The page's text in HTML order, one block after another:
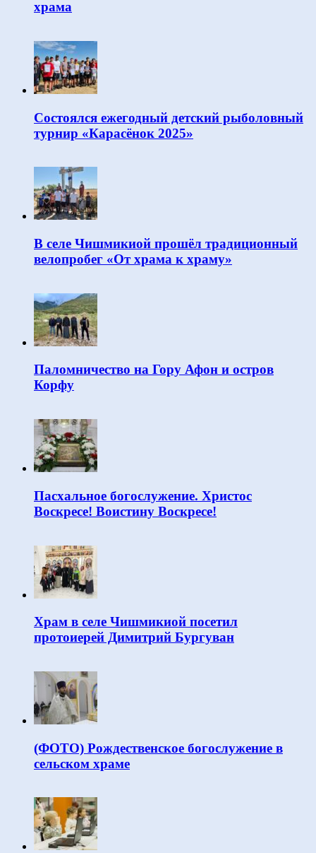
храма
Состоялся ежегодный детский рыболовный
турнир «Карасёнок 2025»
В селе Чишмикиой прошёл традиционный
велопробег «От храма к храму»
Паломничество на Гору Афон и остров
Корфу
Пасхальное богослужение. Христос
Воскресе! Воистину Воскресе!
Храм в селе Чишмикиой посетил
протоиерей Димитрий Бургуван
(ФОТО) Рождественское богослужение в
сельском храме